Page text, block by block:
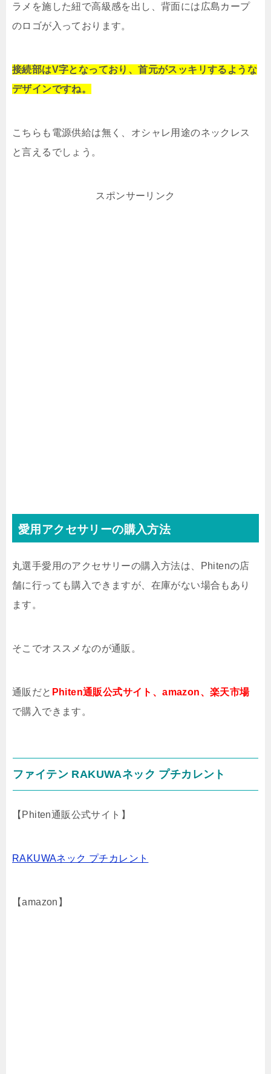
ラメを施した紐で高級感を出し、背面には広島カープ
のロゴが入っております。
接続部はV字となっており、首元がスッキリするような
デザインですね。
こちらも電源供給は無く、オシャレ用途のネックレス
と言えるでしょう。
スポンサーリンク
愛用アクセサリーの購入方法
丸選手愛用のアクセサリーの購入方法は、Phitenの店
舗に行っても購入できますが、在庫がない場合もあり
ます。
そこでオススメなのが通販。
通販だと Phiten通販公式サイト、amazon、楽天市場
で購入できます。
ファイテン RAKUWAネック プチカレント
【Phiten通販公式サイト】
RAKUWAネック プチカレント
【amazon】